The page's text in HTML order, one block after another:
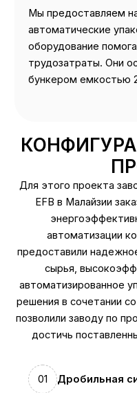
Мы предоставляем
автоматические
оборудование
трудозатраты. Они
бункером емкостью
Для этого проекта
EFB в Малайзии
автоматизации
предоставили
сырья,
автоматизированное
решения в сочетании
позволили заводу по
достичь
01 Дробильная